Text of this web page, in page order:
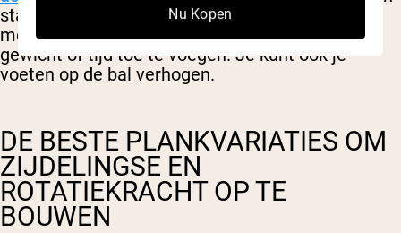
stabiele vloerplank. Goed om de
moeilijkheidsgraad te verhogen zonder extra
gewicht of tijd toe te voegen. Je kunt ook je
voeten op de bal verhogen.
DE BESTE PLANKVARIATIES OM
ZIJDELINGSE EN
ROTATIEKRACHT OP TE
BOUWEN
Nu Kopen